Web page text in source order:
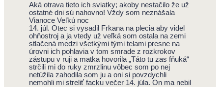
Aká otrava tieto ich sviatky; akoby nestačilo že už
ostatné dni sú nahovno! Vždy som neznášala
Vianoce Veľkú noc
14. júl. Otec si vysadil Frkana na plecia aby videl
ohňostroj a ja vtedy už veľká som ostala na zemi
stlačená medzi všetkými tými telami presne na
úrovni ich pohlavia v tom smrade z rozkrokov
zástupu v ruji a matka hovorila „Táto tu zas fňuká“
strčili mi do ruky zmrzlinu vôbec som po nej
netúžila zahodila som ju a oni si povzdychli
nemohli mi streliť facku večer 14. júla. On ma nebil